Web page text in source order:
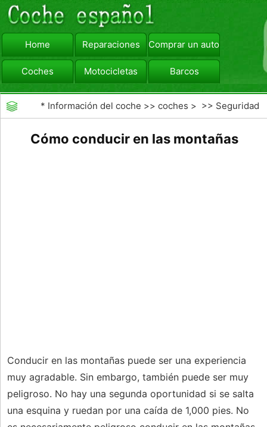
Home Reparaciones Comprar un automóvil
Coches Motocicletas Barcos
viajar Camiones
* Información del coche >>coches > >> Seguridad
Cómo conducir en las montañas
Conducir en las montañas puede ser una experiencia
muy agradable. Sin embargo, también puede ser muy
peligroso. No hay una segunda oportunidad si se salta
una esquina y ruedan por una caída de 1,000 pies. No